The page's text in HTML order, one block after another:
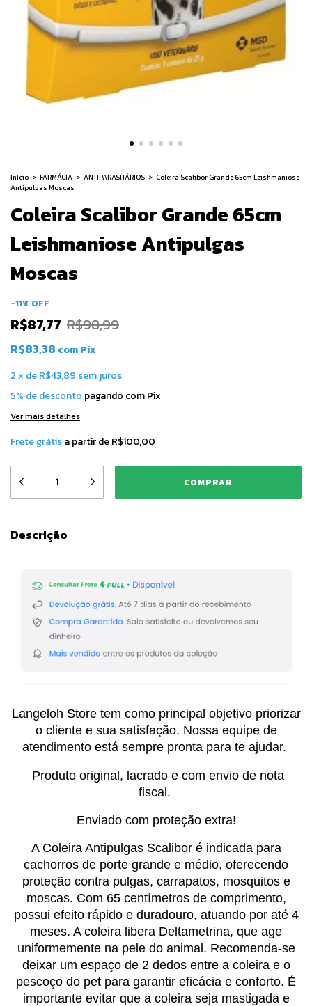
Início > FARMÁCIA > ANTIPARASITÁRIOS > Coleira Scalibor Grande 65cm Leishmaniose
Antipulgas Moscas
Coleira Scalibor Grande 65cm
Leishmaniose Antipulgas
Moscas
-11% OFF
R$87,77 R$98,99
R$83,38 comPix
2x deR$43,89 sem juros
5% de desconto pagando com Pix
Ver mais detalhes
Frete grátisa partir deR$100,00
Descrição
Langeloh Store tem como principal objetivo priorizar
o cliente e sua satisfação. Nossa equipe de
atendimento está sempre pronta para te ajudar.
Produto original, lacrado e com envio de nota
fiscal.
Enviado com proteção extra!
A Coleira Antipulgas Scalibor é indicada para
cachorros de porte grande e médio, oferecendo
proteção contra pulgas, carrapatos, mosquitos e
moscas. Com 65 centímetros de comprimento,
possui efeito rápido e duradouro, atuando por até 4
meses. A coleira libera Deltametrina, que age
uniformemente na pele do animal. Recomenda-se
deixar um espaço de 2 dedos entre a coleira e o
pescoço do pet para garantir eficácia e conforto. É
importante evitar que a coleira seja mastigada e